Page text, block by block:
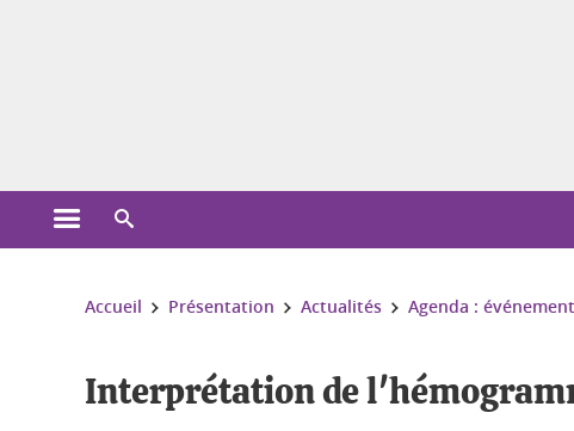
Ouvrir le menu principal
Vous êtes ici :
Accueil Présentation Actualités Agenda :
Interprétation de